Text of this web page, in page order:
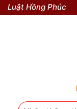
Luật Hồng Phúc